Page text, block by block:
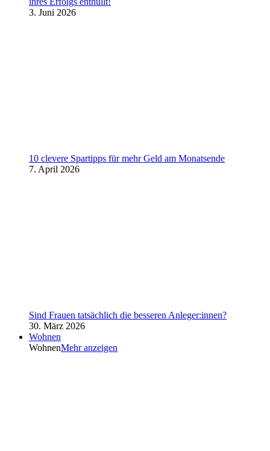
3. Juni 2026
10 clevere Spartipps für mehr Geld am Monatsende
7. April 2026
Sind Frauen tatsächlich die besseren Anleger:innen?
30. März 2026
Wohnen
WohnenMehr anzeigen